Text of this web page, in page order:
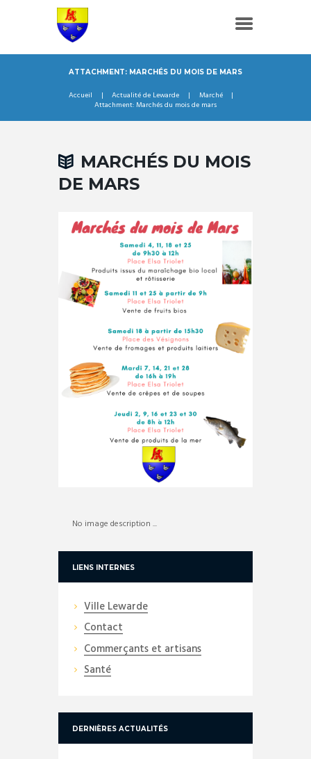
ATTACHMENT: MARCHÉS DU MOIS DE MARS
Accueil Actualité de Lewarde
Marché
Attachment: Marchés du mois de mars
MARCHÉS DU MOIS
DE MARS
No image description ...
LIENS INTERNES
Ville Lewarde
Contact
Commerçants et artisans
Santé
DERNIÈRES ACTUALITÉS